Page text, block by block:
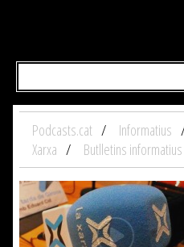
Podcasts.cat Informatius
Xarxa
Butlletins